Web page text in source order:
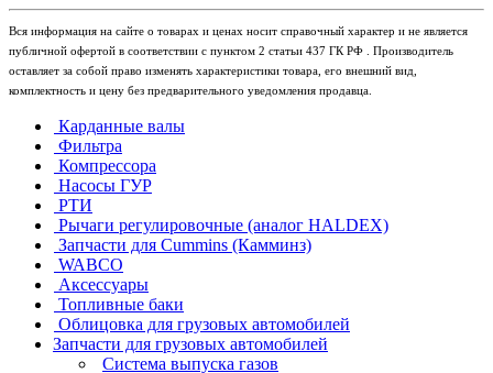
Вся информация на сайте о товарах и ценах носит справочный характер и не является
публичной офертой в соответствии с пунктом 2 статьи 437 ГК РФ . Производитель
оставляет за собой право изменять характеристики товара, его внешний вид,
комплектность и цену без предварительного уведомления продавца.
Карданные валы
Фильтра
Компрессора
Насосы ГУР
РТИ
Рычаги регулировочные (аналог HALDEX)
Запчасти для Cummins (Камминз)
WABCO
Аксессуары
Топливные баки
Облицовка для грузовых автомобилей
Запчасти для грузовых автомобилей
Система выпуска газов